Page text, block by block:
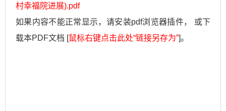
村幸福院进展).pdf
如果内容不能正常显示，请安装pdf浏览器插件， 或下
载本PDF文档 [鼠标右键点击此处“链接另存为”]。